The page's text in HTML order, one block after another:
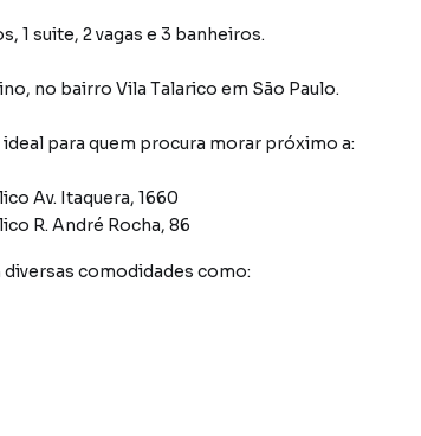
1 suite, 2 vagas e 3 banheiros.
, no bairro Vila Talarico em São Paulo.
para quem procura morar próximo a:
Av. Itaquera, 1660
R. André Rocha, 86
diversas comodidades como: